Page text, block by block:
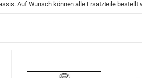
Auf Wunsch können alle Ersatzteile bestellt